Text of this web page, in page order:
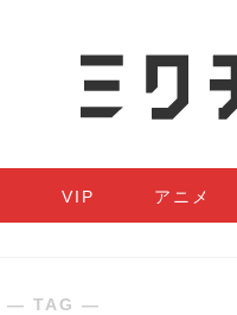
VIP アニメ
― TAG ―